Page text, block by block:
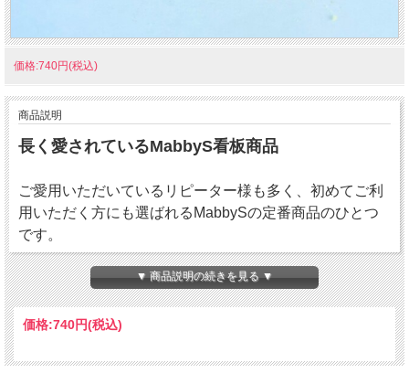
価格:740円(税込)
商品説明
長く愛されているMabbyS看板商品
ご愛用いただいているリピーター様も多く、初めてご利
用いただく方にも選ばれるMabbySの定番商品のひとつ
です。
国産の豚肉と野菜やきのこなどの食材を合わせ、じっく
り焼き上げました。
お好みの食材を選ぶ楽しさはもちろん、新しい食材との
さまざまな食材を気軽に楽しみながら、食事の幅を広げ
▼ 商品説明の続きを見る ▼
価格:740円(税込)